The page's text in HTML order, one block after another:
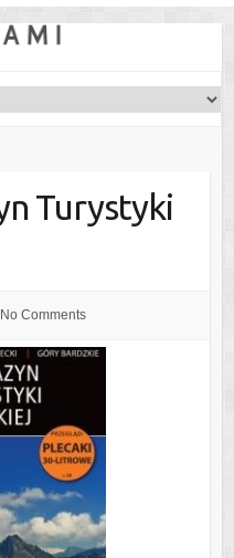
Turystyki
No Comments